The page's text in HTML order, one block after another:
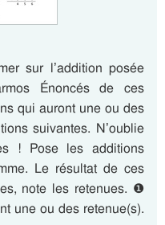
sur l’addition posée
Énoncés de ces
qui auront une ou des
suivantes. N’oublie
! Pose les additions
Le résultat de ces
note les retenues. ❶
une ou des retenue(s).